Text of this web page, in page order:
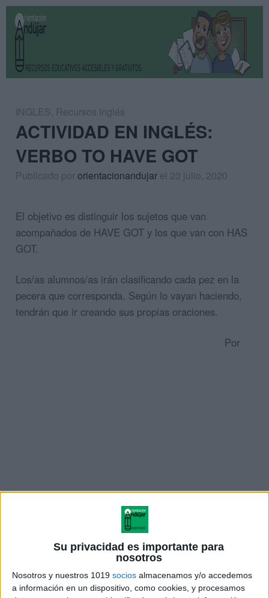
Su privacidad es importante para
nosotros
Nosotros y nuestros 1019 socios almacenamos y/o accedemos
a información en un dispositivo, como cookies, y procesamos
INGLES, Recursos inglés
ACTIVIDAD EN INGLÉS:
VERBO TO HAVE GOT
Publicado pororientacionandujar el 23 julio, 2020
El objetivo es distinguir los sujetos que van
acompañados de HAVE GOT y los que van con HAS
GOT.
Los/as alumnos/as irán clasificando cada pez en la
pecera que corresponda. Según lo vayan haciendo,
tendrán que ir creando sus propias oraciones.
Por
ejemplo, si colocan «MY COUSIN» en la pecera de
«HAS GOT» podrán crear la siguiente oración: My
cousin has got long hair.
Según vayamos avanzando podemos pedirles que